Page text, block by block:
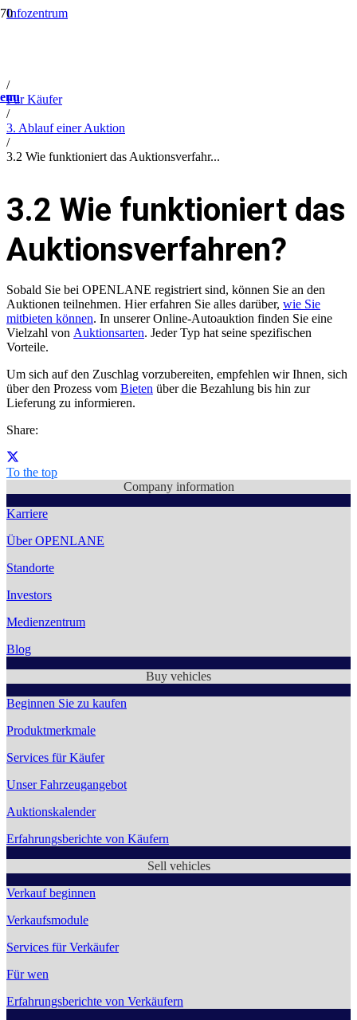
Infozentrum
/
Für Käufer
/
3. Ablauf einer Auktion
/
3.2 Wie funktioniert das Auktionsverfahr...
3.2 Wie funktioniert das
Auktionsverfahren?
Sobald Sie bei OPENLANE registriert sind, können Sie an den
Auktionen teilnehmen. Hier erfahren Sie alles darüber, wie Sie
mitbieten können. In unserer Online-Autoauktion finden Sie eine
Vielzahl von Auktionsarten. Jeder Typ hat seine spezifischen
Vorteile.
Um sich auf den Zuschlag vorzubereiten, empfehlen wir Ihnen, sich
über den Prozess vom Bieten über die Bezahlung bis hin zur
Lieferung zu informieren.
Share:
To the top
Company information
Karriere
Über OPENLANE
Standorte
Investors
Medienzentrum
Blog
Buy vehicles
Beginnen Sie zu kaufen
Produktmerkmale
Services für Käufer
Unser Fahrzeugangebot
Auktionskalender
Erfahrungsberichte von Käufern
Sell vehicles
Verkauf beginnen
Verkaufsmodule
Services für Verkäufer
Für wen
Erfahrungsberichte von Verkäufern